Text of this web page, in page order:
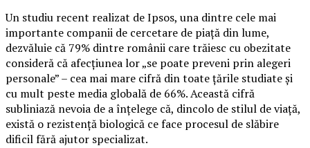
Un studiu recent realizat de Ipsos, una dintre cele mai
importante companii de cercetare de piață din lume,
dezvăluie că 79% dintre românii care trăiesc cu obezitate
consideră că afecțiunea lor „se poate preveni prin alegeri
personale” – cea mai mare cifră din toate țările studiate și
cu mult peste media globală de 66%. Această cifră
subliniază nevoia de a înțelege că, dincolo de stilul de viață,
există o rezistență biologică ce face procesul de slăbire
dificil fără ajutor specializat.